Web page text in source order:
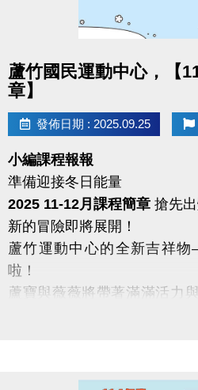
蘆竹國民運動中心，【
章】
發佈日期 : 2025.09.25
小編課程報報
準備迎接冬日能量
2025 11-12月課程簡章 搶先
新的冒險即將展開！
蘆竹運動中心的全新吉祥
啦！
蘆寶與薇薇將帶著滿滿活力